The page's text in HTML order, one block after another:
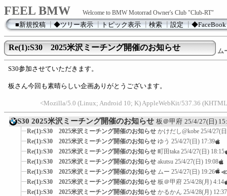
FEEL BMW Welcome to BMW Motorrad Owner's Club "Club-RT"
■新規投稿┃◆ツリー表示┃トピック表示┃検索┃設定┃◆FaceBook
Re(1):S30 2025米沢ミーチング開催のお知らせ ム
S30参加させていただきます。
板さん今回も素晴らしい企画ありがとうございます。
<Mozilla/5.0 (Linux; Android 10; K) AppleWebKit/537.36
S30 2025米沢ミーチング開催のお知らせ 板＠甲府 25/4/27(日)
Re(1):S30 2025米沢ミーチング開催のお知らせ かけだし@kobe 25/4/27(
Re(1):S30 2025米沢ミーチング開催のお知らせ ゆう 25/4/27(日) 17:39
Re(1):S30 2025米沢ミーチング開催のお知らせ 町田taka 25/4/27(日) 18:15
Re(1):S30 2025米沢ミーチング開催のお知らせ akutsu 25/4/27(日) 19:08
Re(1):S30 2025米沢ミーチング開催のお知らせ ムー 25/4/27(日) 19:26 ≪
Re(1):S30 2025米沢ミーチング開催のお知らせ 板＠甲府 25/4/28(月) 4:14
Re(1):S30 2025米沢ミーチング開催のお知らせ かるかん 25/4/28(月) 12:37